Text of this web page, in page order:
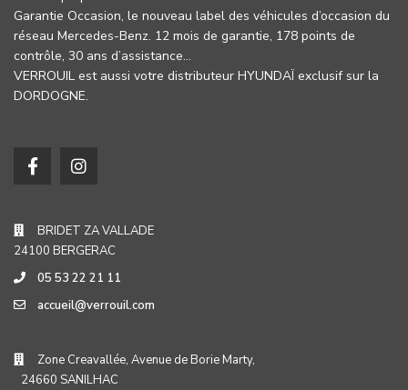
Garantie Occasion, le nouveau label des véhicules d’occasion du
réseau Mercedes-Benz. 12 mois de garantie, 178 points de
contrôle, 30 ans d’assistance…
VERROUIL est aussi votre distributeur HYUNDAÏ exclusif sur la
DORDOGNE.
BRIDET ZA VALLADE
24100 BERGERAC
05 53 22 21 11
accueil@verrouil.com
Zone Creavallée, Avenue de Borie Marty,
24660 SANILHAC